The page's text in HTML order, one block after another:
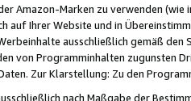
Amazon-Marken zu verwenden
auf Ihrer Website und in
ausschließlich gemäß
von Programminhalten zugunsten
Zur Klarstellung: Zu den
nach Maßgabe der